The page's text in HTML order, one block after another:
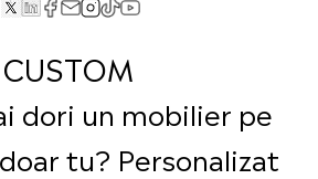
dori un mobilier pe
tu? Personalizat